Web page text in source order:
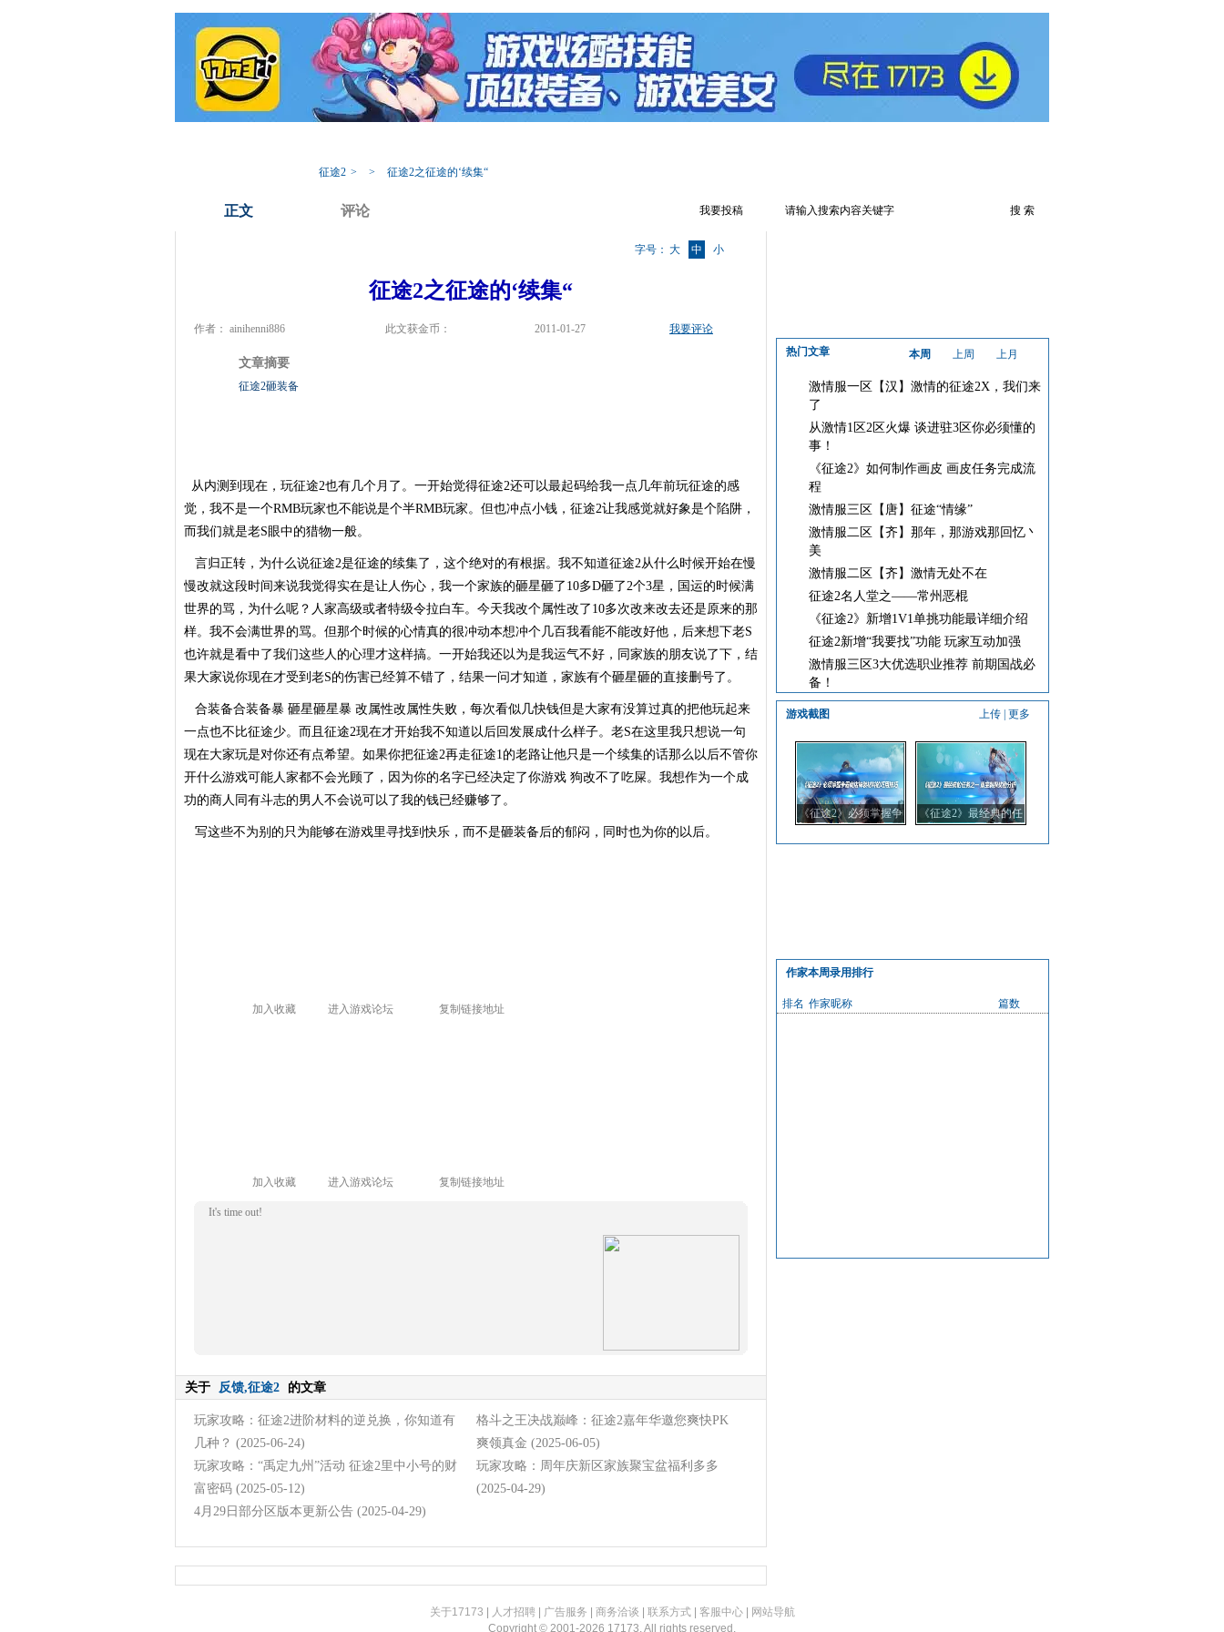
征途2 > > 征途2之征途的‘续集“
正文 评论 我要投稿
字号： 大 中 小
征途2之征途的‘续集“
作者： ainihenni886 此文获金币： 2011-01-27 我要评论
文章摘要
征途2砸装备
从内测到现在，玩征途2也有几个月了。一开始觉得征途2还可以最起码给我一点几年前玩征途的感
觉，我不是一个RMB玩家也不能说是个半RMB玩家。但也冲点小钱，征途2让我感觉就好象是个陷阱，
而我们就是老S眼中的猎物一般。
言归正转，为什么说征途2是征途的续集了，这个绝对的有根据。我不知道征途2从什么时候开始在慢
慢改就这段时间来说我觉得实在是让人伤心，我一个家族的砸星砸了10多D砸了2个3星，国运的时候满
世界的骂，为什么呢？人家高级或者特级令拉白车。今天我改个属性改了10多次改来改去还是原来的那
样。我不会满世界的骂。但那个时候的心情真的很冲动本想冲个几百我看能不能改好他，后来想下老S
也许就是看中了我们这些人的心理才这样搞。一开始我还以为是我运气不好，同家族的朋友说了下，结
果大家说你现在才受到老S的伤害已经算不错了，结果一问才知道，家族有个砸星砸的直接删号了。
合装备合装备暴 砸星砸星暴 改属性改属性失败，每次看似几快钱但是大家有没算过真的把他玩起来
一点也不比征途少。而且征途2现在才开始我不知道以后回发展成什么样子。老S在这里我只想说一句
现在大家玩是对你还有点希望。如果你把征途2再走征途1的老路让他只是一个续集的话那么以后不管你
开什么游戏可能人家都不会光顾了，因为你的名字已经决定了你游戏 狗改不了吃屎。我想作为一个成
功的商人同有斗志的男人不会说可以了我的钱已经赚够了。
写这些不为别的只为能够在游戏里寻找到快乐，而不是砸装备后的郁闷，同时也为你的以后。
加入收藏 进入游戏论坛 复制链接地址
加入收藏 进入游戏论坛 复制链接地址
It's time out!
关于 反馈,征途2 的文章
玩家攻略：征途2进阶材料的逆兑换，你知道有
几种？ (2025-06-24)
格斗之王决战巅峰：征途2嘉年华邀您爽快PK
爽领真金 (2025-06-05)
玩家攻略：“禹定九州”活动 征途2里中小号的财
富密码 (2025-05-12)
玩家攻略：周年庆新区家族聚宝盆福利多多
(2025-04-29)
4月29日部分区版本更新公告 (2025-04-29)
热门文章 本周 上周 上月
激情服一区【汉】激情的征途2X，我们来
了
从激情1区2区火爆 谈进驻3区你必须懂的
事！
《征途2》如何制作画皮 画皮任务完成流
程
激情服三区【唐】征途“情缘”
激情服二区【齐】那年，那游戏那回忆丶
美
激情服二区【齐】激情无处不在
征途2名人堂之——常州恶棍
《征途2》新增1V1单挑功能最详细介绍
征途2新增“我要找”功能 玩家互动加强
激情服三区3大优选职业推荐 前期国战必
备！
上传 更多
游戏截图
《征途2》必须掌握争
《征途2》最经典的任
作家本周录用排行
篇数
排名 作家昵称
关于17173 人才招聘| 广告服务 商务洽谈 联系方式| 客服中心|
网站导航
Copyright © 2001-2026 17173. All rights reserved.